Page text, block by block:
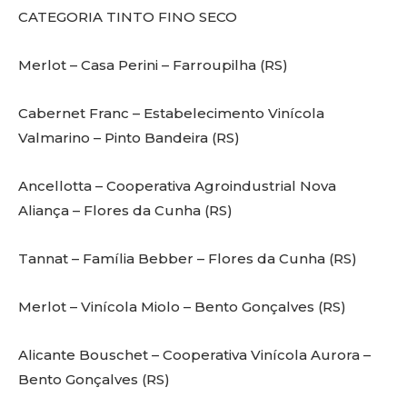
CATEGORIA TINTO FINO SECO
Merlot – Casa Perini – Farroupilha (RS)
Cabernet Franc – Estabelecimento Vinícola
Valmarino – Pinto Bandeira (RS)
Ancellotta – Cooperativa Agroindustrial Nova
Aliança – Flores da Cunha (RS)
Tannat – Família Bebber – Flores da Cunha (RS)
Merlot – Vinícola Miolo – Bento Gonçalves (RS)
Alicante Bouschet – Cooperativa Vinícola Aurora –
Bento Gonçalves (RS)